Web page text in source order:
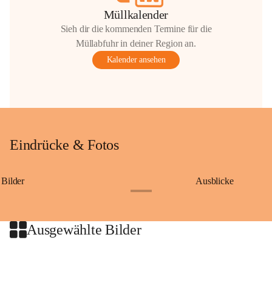
Müllkalender
Sieh dir die kommenden Termine für die
Müllabfuhr in deiner Region an.
Kalender ansehen
Eindrücke & Fotos
Bilder Ausblicke
Ausgewählte Bilder